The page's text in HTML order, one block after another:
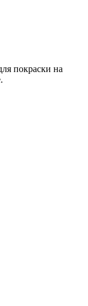
покраски на